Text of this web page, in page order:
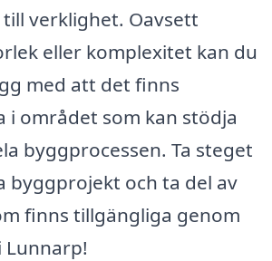
verklighet. Oavsett
eller komplexitet kan du
med att det finns
i området som kan stödja
byggprocessen. Ta steget
byggprojekt och ta del av
finns tillgängliga genom